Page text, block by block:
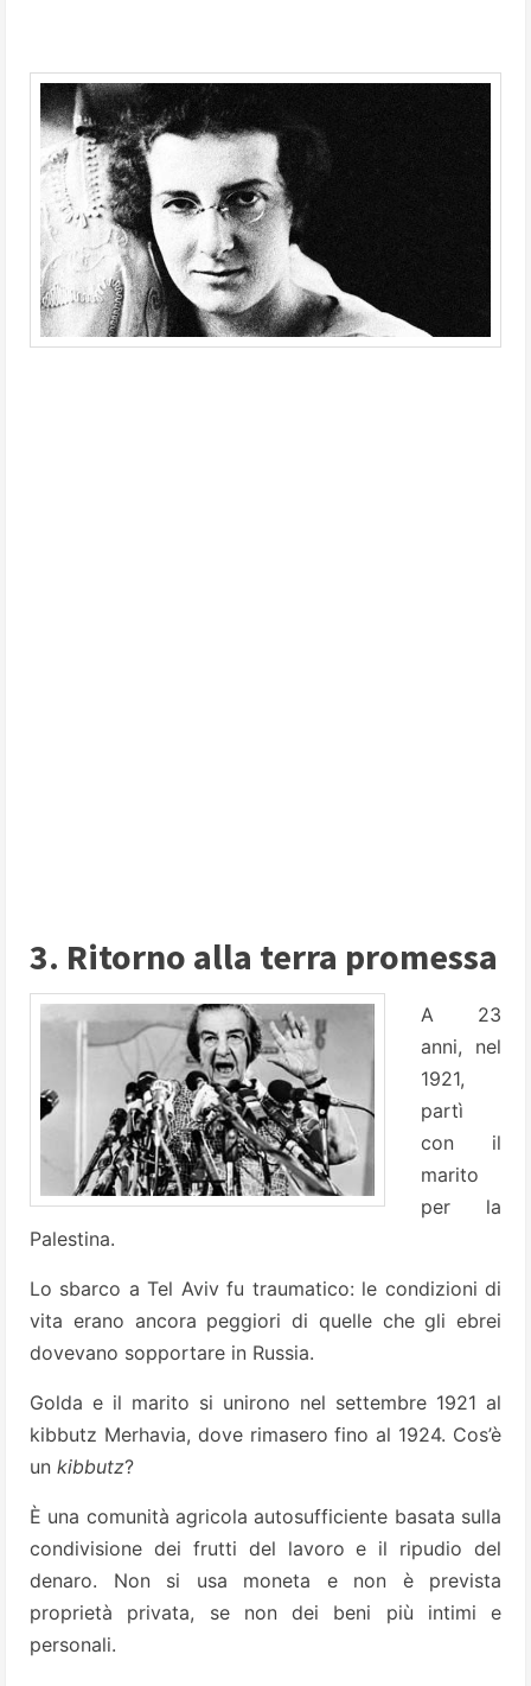
3. Ritorno alla terra promessa
A 23
anni, nel
1921,
partì
con il
marito
per la
Palestina.
Lo sbarco a Tel Aviv fu traumatico: le condizioni di
vita erano ancora peggiori di quelle che gli ebrei
dovevano sopportare in Russia.
Golda e il marito si unirono nel settembre 1921 al
kibbutz Merhavia, dove rimasero fino al 1924. Cos’è
un kibbutz?
È una comunità agricola autosufficiente basata sulla
condivisione dei frutti del lavoro e il ripudio del
denaro. Non si usa moneta e non è prevista
proprietà privata, se non dei beni più intimi e
personali.